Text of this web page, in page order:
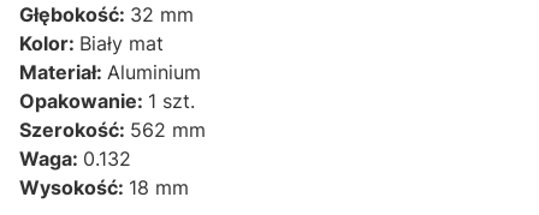
Głębokość: 32 mm
Kolor: Biały mat
Materiał: Aluminium
Opakowanie: 1 szt.
Szerokość: 562 mm
Waga: 0.132
Wysokość: 18 mm